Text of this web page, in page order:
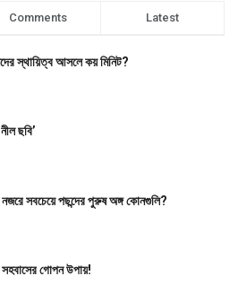
Comments Latest
স্থায়িত্ব আসলে কয় মিনিট?
ছবি’
নজরে সবচেয়ে পছন্দের পুরুষ অঙ্গ কোনগুলি?
গোপন উপায়!